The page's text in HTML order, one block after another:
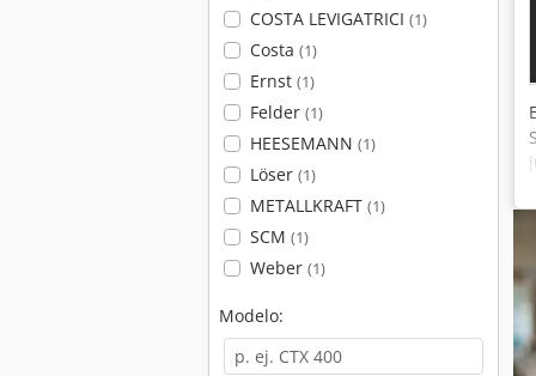
COSTA LEVIGATRICI (1)
Costa (1)
Ernst (1)
Felder (1)
HEESEMANN (1)
Löser (1)
METALLKRAFT (1)
SCM (1)
Weber (1)
Modelo: